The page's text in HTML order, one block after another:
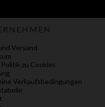
Versand
zu Cookies
Verkaufsbedingungen